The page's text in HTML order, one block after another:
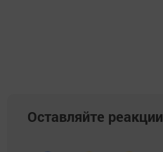
Оставляйте реакции